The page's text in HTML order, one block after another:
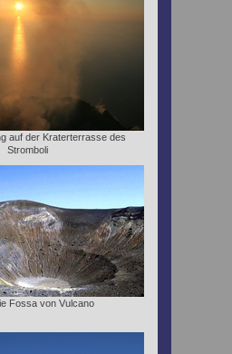
auf der Kraterterrasse des
Stromboli
Fossa von Vulcano